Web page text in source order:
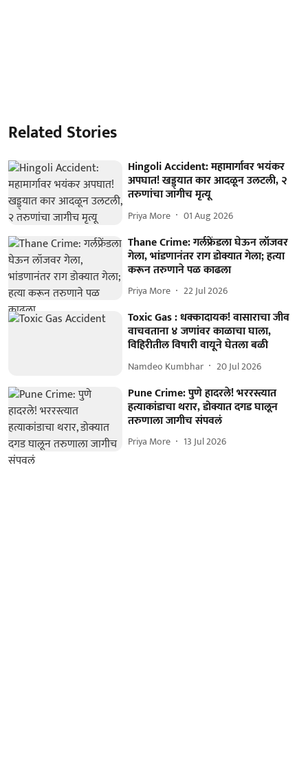
Related Stories
Hingoli Accident: महामार्गावर भयंकर
अपघात! खड्ड्यात कार आदळून उलटली, २
तरुणांचा जागीच मृत्यू
Priya More 01 Aug 2026
Thane Crime: गर्लफ्रेंडला घेऊन लॉजवर
गेला, भांडणानंतर राग डोक्यात गेला; हत्या
करून तरुणाने पळ काढला
Priya More 22 Jul 2026
Toxic Gas : धक्कादायक! वासाराचा जीव
वाचवताना ४ जणांवर काळाचा घाला,
विहिरीतील विषारी वायूने घेतला बळी
Namdeo Kumbhar 20 Jul 2026
Pune Crime: पुणे हादरले! भररस्त्यात
हत्याकांडाचा थरार, डोक्यात दगड घालून
तरुणाला जागीच संपवलं
Priya More 13 Jul 2026